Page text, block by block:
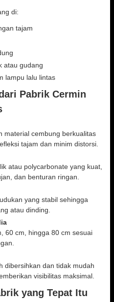
di:
tajam
atau gudang
lampu lalu lintas
Pabrik Cermin
material cembung berkualitas
tajam dan minim distorsi.
atau polycarbonate yang kuat,
dan benturan ringan.
yang stabil sehingga
atau dinding.
60 cm, hingga 80 cm sesuai
dibersihkan dan tidak mudah
visibilitas maksimal.
yang Tepat Itu